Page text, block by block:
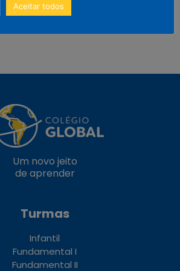
Um novo jeito
de aprender
Turmas
Infantil
Fundamental I
Fundamental II
Aceitar todos